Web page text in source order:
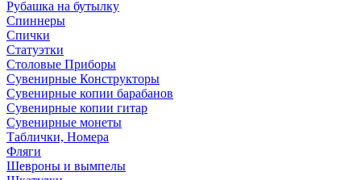
Рубашка на бутылку
Спиннеры
Спички
Статуэтки
Столовые Приборы
Сувенирные Конструкторы
Сувенирные копии барабанов
Сувенирные копии гитар
Сувенирные монеты
Таблички, Номера
Фляги
Шевроны и вымпелы